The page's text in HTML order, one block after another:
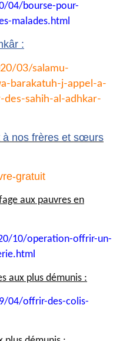
04/bourse-pour-
malades.html
:
03/salamu-
barakatuh-j-appel-a-
sahih-al-adhkar-
à nos frères et sœurs
gratuit
aux pauvres en
10/operation-offrir-un-
aux plus démunis :
04/offrir-des-colis-